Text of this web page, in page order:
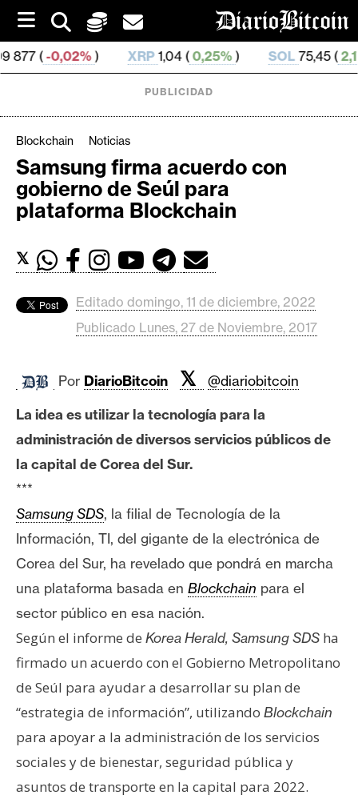
i
p
t
o
) XRP 1,04 (0,25%) SOL 75,45 (2,17%)
C
r
i
M
a
o
s
i
t
c
i
n
E
t
h
e
e
u
PUBLICIDAD
Blockchain Noticias
Samsung firma acuerdo con
gobierno de Seúl para
plataforma Blockchain
𝕏
Editado domingo, 11 de diciembre, 2022
Publicado Lunes, 27 de Noviembre, 2017
Por DiarioBitcoin 𝕏
@diariobitcoin
La idea es utilizar la tecnología para la
administración de diversos servicios públicos de
la capital de Corea del Sur.
***
Samsung SDS, la filial de Tecnología de la
Información, TI, del gigante de la electrónica de
Corea del Sur, ha revelado que pondrá en marcha
una plataforma basada en Blockchain para el
sector público en esa nación.
Según el informe de Korea Herald, Samsung SDS ha
firmado un acuerdo con el Gobierno Metropolitano
de Seúl para ayudar a desarrollar su plan de
“estrategia de información”, utilizando Blockchain
para apoyar a la administración de los servicios
sociales y de bienestar, seguridad pública y
asuntos de transporte en la capital para 2022.